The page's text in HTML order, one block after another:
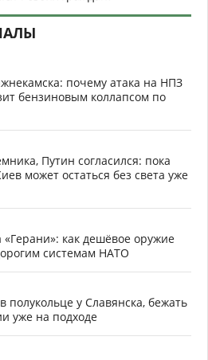
почему атака на НПЗ
бензиновым коллапсом по
Путин согласился: пока
может остаться без света уже
«Герани»: как дешёвое оружие
системам НАТО
у Славянска, бежать
уже на подходе